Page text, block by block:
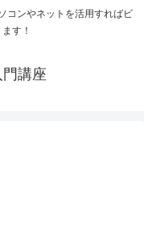
コンやネットを活用すればビ
す！
講座